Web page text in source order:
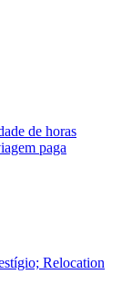
de horas
paga
Relocation